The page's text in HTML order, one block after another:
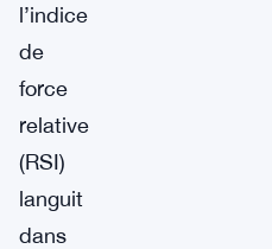
l’indice
de
force
relative
(RSI)
languit
dans